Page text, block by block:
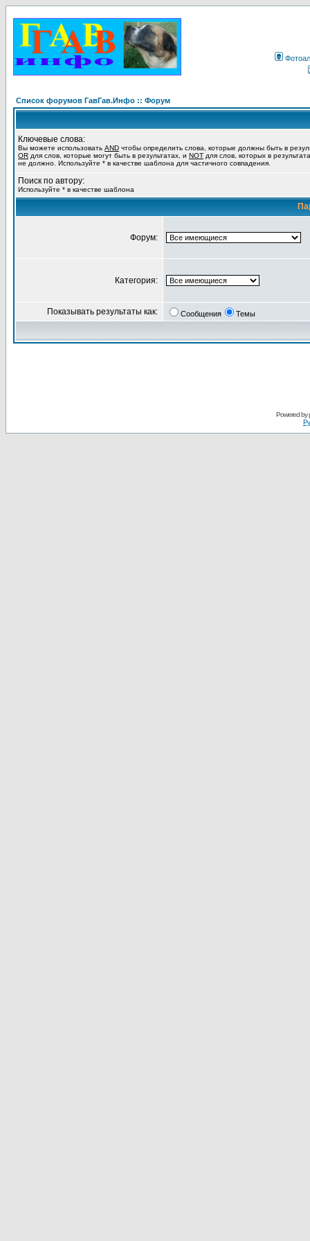
Список форумов ГавГав.Инфо :: Форум
Ключевые слова:
Вы можете использовать AND чтобы определить слова, которые должны быть в
OR для слов, которые могут быть в результатах, и NOT для слов, которых в
не должно. Используйте * в качестве шаблона для частичного совпадения.
Поиск по автору:
Используйте * в качестве шаблона
Форум:
Категория:
Показывать результаты как: Сообщения Темы
Powered by